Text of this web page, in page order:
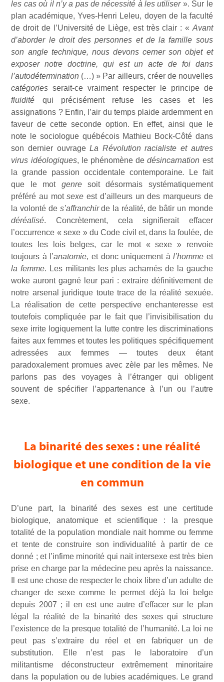
les cas où il n’y a pas de nécessité à les utiliser ». Sur le
plan académique, Yves-Henri Leleu, doyen de la faculté
de droit de l’Université de Liège, est très clair : « Avant
d’aborder le droit des personnes et de la famille sous
son angle technique, nous devons cerner son objet et
exposer notre doctrine, qui est un acte de foi dans
l’autodétermination (…) » Par ailleurs, créer de nouvelles
catégories serait-ce vraiment respecter le principe de
fluidité qui précisément refuse les cases et les
assignations ? Enfin, l’air du temps plaide ardemment en
faveur de cette seconde option. En effet, ainsi que le
note le sociologue québécois Mathieu Bock-Côté dans
son dernier ouvrageLa Révolution racialiste et autres
virus idéologiques, le phénomène dedésincarnation est
la grande passion occidentale contemporaine.
Le fait
que le mot genresoit désormais systématiquement
préféré au motsexe est d’ailleurs un des marqueurs de
la volonté de s’affranchirde la réalité, de bâtir un monde
déréalisé. Concrètement, cela signifierait effacer
l’occurrence « sexe » du Code civil et, dans la foulée, de
toutes les lois belges, car le mot « sexe » renvoie
toujours à l’anatomie, et donc uniquement àl’homme et
la femme. Les militants les plus acharnés de la gauche
woke auront gagné leur pari : extraire définitivement de
notre arsenal juridique toute trace de la réalité sexuée.
La réalisation de cette perspective enchanteresse est
toutefois compliquée par le fait que l’invisibilisation du
sexe irrite logiquement la lutte contre les discriminations
faites aux femmes et toutes les politiques spécifiquement
adressées aux femmes — toutes deux étant
paradoxalement promues avec zèle par les mêmes. Ne
parlons pas des voyages à l’étranger qui obligent
souvent de spécifier l’appartenance à l’un ou l’autre
sexe.
La binarité des sexes : une réalité
biologique et une condition de la vie
en commun
D’une part, la binarité des sexes est une certitude
biologique, anatomique et scientifique : la presque
totalité de la population mondiale nait homme ou femme
et tente de construire son individualité à partir de ce
donné ; et l’infime minorité qui nait intersexe est très bien
prise en charge par la médecine peu après la naissance.
Il est une chose de respecter le choix libre d’un adulte de
changer de sexe comme le permet déjà la loi belge
depuis 2007 ; il en est une autre d’effacer sur le plan
légal la réalité de la binarité des sexes qui structure
l’existence de la presque totalité de l’humanité. La loi ne
peut pas s’extraire du réel et en fabriquer un de
substitution. Elle n’est pas le laboratoire d’un
militantisme déconstructeur extrêmement minoritaire
dans la population ou de lubies académiques. Le grand